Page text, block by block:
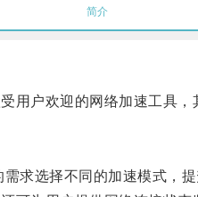
简介
户欢迎的网络加速工具，
选择不同的加速模式，提